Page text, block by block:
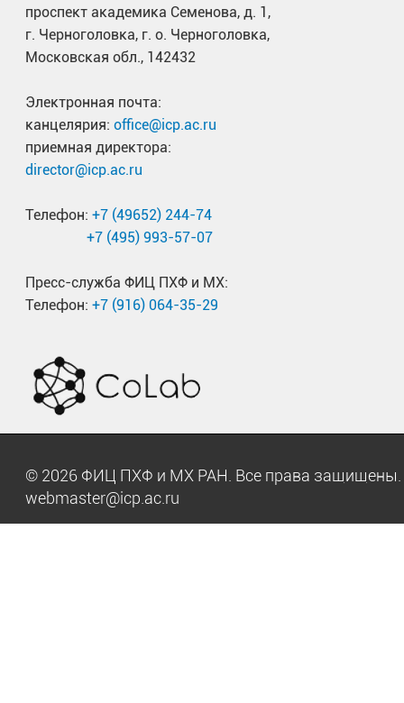
проспект академика Семенова, д. 1,
г. Черноголовка, г. о. Черноголовка,
Московская обл., 142432
Электронная почта:
канцелярия: office@icp.ac.ru
приемная директора:
director@icp.ac.ru
Телефон: +7 (49652) 244-74
+7 (495) 993-57-07
Пресс-служба ФИЦ ПХФ и МХ:
Телефон: +7 (916) 064-35-29
© 2026 ФИЦ ПХФ и МХ РАН. Все права
webmaster@icp.ac.ru